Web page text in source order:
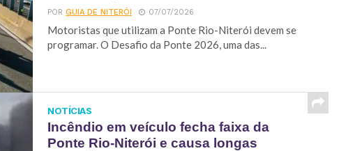
PORGUIA DE NITERÓI 07/07/2026
Motoristas que utilizam a Ponte Rio-Niterói devem se
programar. O Desafio da Ponte 2026, uma das...
NOTÍCIAS
Incêndio em veículo fecha faixa da
Ponte Rio-Niterói e causa longas